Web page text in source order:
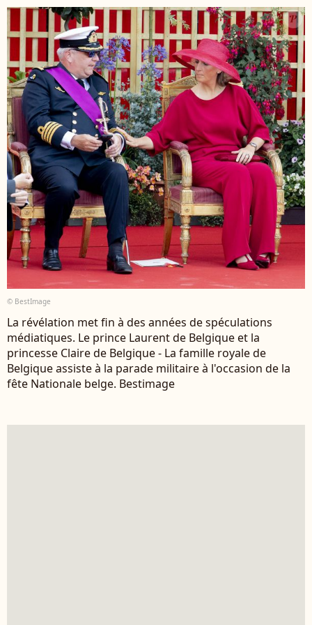
© BestImage
La révélation met fin à des années de spéculations
médiatiques. Le prince Laurent de Belgique et la
princesse Claire de Belgique - La famille royale de
Belgique assiste à la parade militaire à l'occasion de la
fête Nationale belge. Bestimage